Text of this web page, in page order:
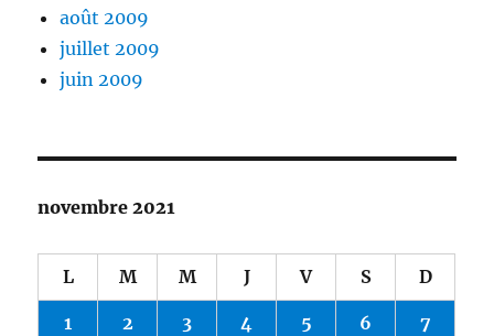
août 2009
juillet 2009
juin 2009
novembre 2021
L M M J V S D
1 2 3 4 5 6 7